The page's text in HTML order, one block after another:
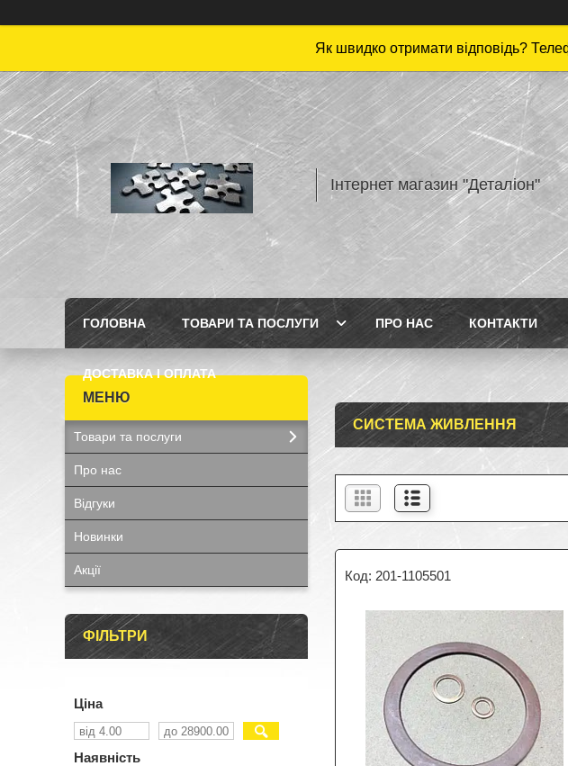
Як швидко отримати відповідь?
Інтернет магазин "Деталіон"
ГОЛОВНА ТОВАРИ ТА ПОСЛУГИ ПРО НАС КОНТАКТИ
ДОСТАВКА І ОПЛАТА
СИСТЕМА ЖИВЛЕННЯ
201-1105501
Товари та послуги
Про нас
Відгуки
Новинки
Акції
ФІЛЬТРИ
Ціна
Наявність